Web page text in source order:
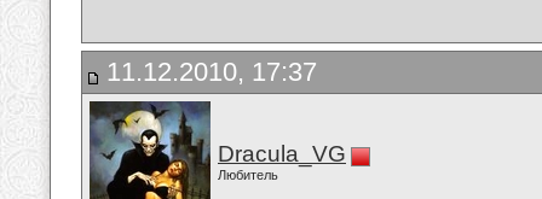
11.12.2010, 17:37
Dracula_VG
Любитель